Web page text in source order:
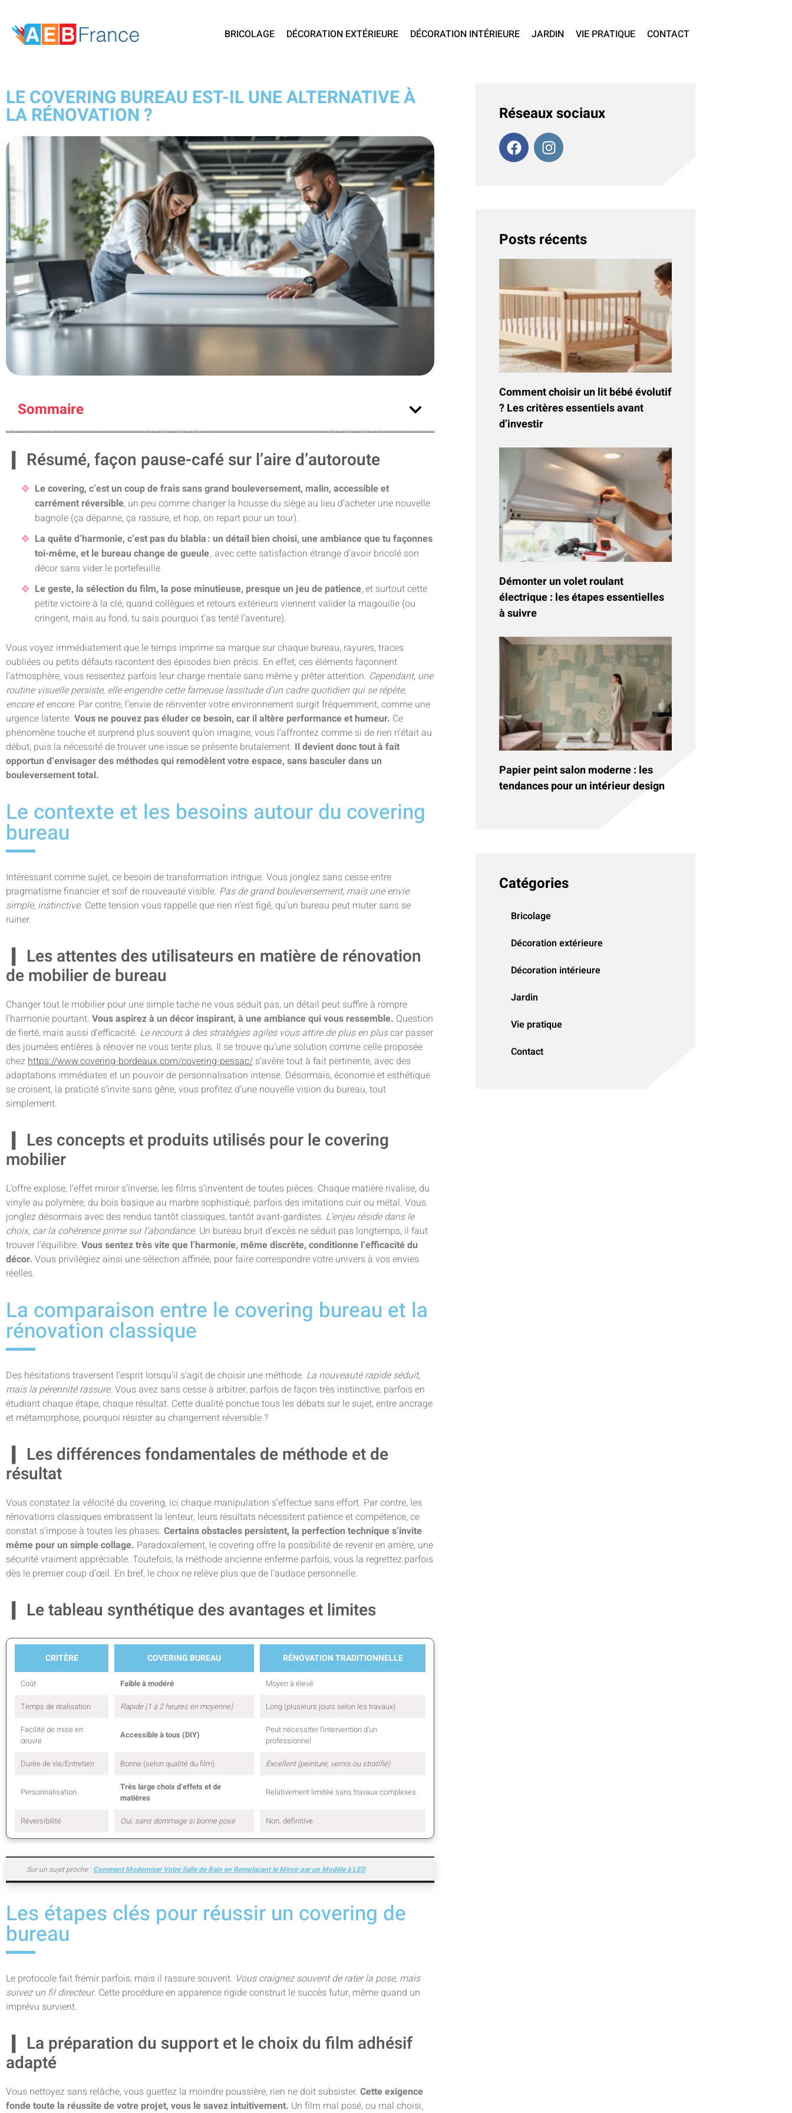
BRICOLAGE DÉCORATION EXTÉRIEURE DÉCORATION INTÉRIEURE JARDIN VIE PRATIQUE CONTACT
LE COVERING BUREAU EST-IL UNE ALTERNATIVE À
LA RÉNOVATION ?
Sommaire
Résumé, façon pause-café sur l’aire d’autoroute
Le covering, c’est un coup de frais sans grand bouleversement, malin, accessible et
carrément réversible, un peu comme changer la housse du siège au lieu d’acheter une nouvelle
bagnole (ça dépanne, ça rassure, et hop, on repart pour un tour).
La quête d’harmonie, c’est pas du blabla : un détail bien choisi, une ambiance que tu façonnes
toi-même, et le bureau change de gueule, avec cette satisfaction étrange d’avoir bricolé son
décor sans vider le portefeuille.
Le geste, la sélection du film, la pose minutieuse, presque un jeu de patience, et surtout cette
petite victoire à la clé, quand collègues et retours extérieurs viennent valider la magouille (ou
cringent, mais au fond, tu sais pourquoi t’as tenté l’aventure).
Vous voyez immédiatement que le temps imprime sa marque sur chaque bureau, rayures, traces
oubliées ou petits défauts racontent des épisodes bien précis. En effet, ces éléments façonnent
l’atmosphère, vous ressentez parfois leur charge mentale sans même y prêter attention. Cependant, une
routine visuelle persiste, elle engendre cette fameuse lassitude d’un cadre quotidien qui se répète,
encore et encore. Par contre, l’envie de réinventer votre environnement surgit fréquemment, comme une
urgence latente. Vous ne pouvez pas éluder ce besoin, car il altère performance et humeur. Ce
phénomène touche et surprend plus souvent qu’on imagine, vous l’affrontez comme si de rien n’était au
début, puis la nécessité de trouver une issue se présente brutalement. Il devient donc tout à fait
opportun d’envisager des méthodes qui remodèlent votre espace, sans basculer dans un
bouleversement total.
Le contexte et les besoins autour du covering
bureau
Intéressant comme sujet, ce besoin de transformation intrigue. Vous jonglez sans cesse entre
pragmatisme financier et soif de nouveauté visible. Pas de grand bouleversement, mais une envie
simple, instinctive. Cette tension vous rappelle que rien n’est figé, qu’un bureau peut muter sans se
ruiner.
Les attentes des utilisateurs en matière de rénovation
de mobilier de bureau
Changer tout le mobilier pour une simple tache ne vous séduit pas, un détail peut suffire à rompre
l’harmonie pourtant. Vous aspirez à un décor inspirant, à une ambiance qui vous ressemble. Question
de fierté, mais aussi d’efficacité. Le recours à des stratégies agiles vous attire de plus en pluscar passer
des journées entières à rénover ne vous tente plus. Il se trouve qu’une solution comme celle proposée
chezhttps://www.covering-bordeaux.com/covering-pessac/ s’avère tout à fait pertinente, avec des
adaptations immédiates et un pouvoir de personnalisation intense. Désormais, économie et esthétique
se croisent, la praticité s’invite sans gêne, vous profitez d’une nouvelle vision du bureau, tout
simplement.
Les concepts et produits utilisés pour le covering
mobilier
L’offre explose, l’effet miroir s’inverse, les films s’inventent de toutes pièces. Chaque matière rivalise, du
vinyle au polymère, du bois basique au marbre sophistiqué, parfois des imitations cuir ou métal. Vous
jonglez désormais avec des rendus tantôt classiques, tantôt avant-gardistes. L’enjeu réside dans le
choix, car la cohérence prime sur l’abondance. Un bureau bruit d’excès ne séduit pas longtemps, il faut
trouver l’équilibre. Vous sentez très vite que l’harmonie, même discrète, conditionne l’efficacité du
décor. Vous privilégiez ainsi une sélection affinée, pour faire correspondre votre univers à vos envies
réelles.
La comparaison entre le covering bureau et la
rénovation classique
Des hésitations traversent l’esprit lorsqu’il s’agit de choisir une méthode. La nouveauté rapide séduit,
mais la pérennité rassure. Vous avez sans cesse à arbitrer, parfois de façon très instinctive, parfois en
étudiant chaque étape, chaque résultat. Cette dualité ponctue tous les débats sur le sujet, entre ancrage
et métamorphose, pourquoi résister au changement réversible ?
Les différences fondamentales de méthode et de
résultat
Vous constatez la vélocité du covering, ici chaque manipulation s’effectue sans effort. Par contre, les
rénovations classiques embrassent la lenteur, leurs résultats nécessitent patience et compétence, ce
constat s’impose à toutes les phases. Certains obstacles persistent, la perfection technique s’invite
même pour un simple collage. Paradoxalement, le covering offre la possibilité de revenir en arrière, une
sécurité vraiment appréciable. Toutefois, la méthode ancienne enferme parfois, vous la regrettez parfois
dès le premier coup d’œil. En bref, le choix ne relève plus que de l’audace personnelle.
Le tableau synthétique des avantages et limites
CRITÈRE COVERING BUREAU RÉNOVATION TRADITIONNELLE
Coût Faible à modéré Moyen à élevé
Temps de réalisation Rapide (1 à 2 heures en moyenne) Long (plusieurs jours selon les travaux)
Facilité de mise en
œuvre
Accessible à tous (DIY)
Peut nécessiter l’intervention d’un
professionnel
Durée de vie/Entretien Bonne (selon qualité du film) Excellent (peinture, vernis ou stratifié)
Personnalisation
Très large choix d’effets et de
matières
Relativement limitée sans travaux complexes
Réversibilité Oui, sans dommage si bonne pose Non, définitive
Sur un sujet proche : Comment Moderniser Votre Salle de Bain en Remplaçant le Miroir par un Modèle à LED
Les étapes clés pour réussir un covering de
bureau
Le protocole fait frémir parfois, mais il rassure souvent. Vous craignez souvent de rater la pose, mais
suivez un fil directeur. Cette procédure en apparence rigide construit le succès futur, même quand un
imprévu survient.
La préparation du support et le choix du film adhésif
adapté
Vous nettoyez sans relâche, vous guettez la moindre poussière, rien ne doit subsister. Cette exigence
fonde toute la réussite de votre projet, vous le savez intuitivement. Un film mal posé, ou mal choisi,
Réseaux sociaux
Posts récents
Comment choisir un lit bébé évolutif
? Les critères essentiels avant
d’investir
Démonter un volet roulant
électrique : les étapes essentielles
à suivre
Papier peint salon moderne : les
tendances pour un intérieur design
Catégories
Bricolage
Décoration extérieure
Décoration intérieure
Jardin
Vie pratique
Contact